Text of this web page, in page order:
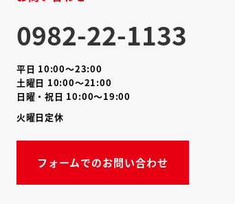
0982-22-1133
平日 10:00～23:00
土曜日 10:00～21:00
日曜・祝日 10:00～19:00
火曜日定休
フォームでのお問い合わせ